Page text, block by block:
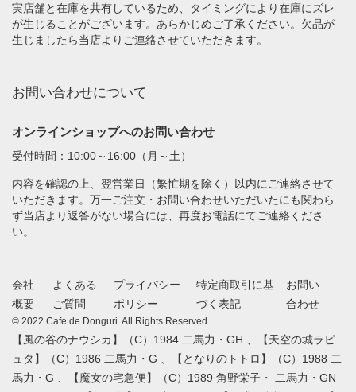
実店舗と在庫を共有しているため、タイミングにより在庫にズレ
が生じることがございます。あらかじめご了承ください。欠品が
生じましたら当店よりご連絡させていただきます。
お問い合わせについて
オンラインショップへのお問い合わせ
受付時間：10:00～16:00（月～土）
内容を確認の上、翌営業日（繁忙期を除く）以内にご連絡させて
いただきます。万一ご注文・お問い合わせいただいたにも関わら
ず当店より返答がない場合には、再度お電話にてご連絡くださ
い。
会社
概要
よくある
ご質問
プライバシー
ポリシー
特定商取引に基
づく表記
お問い
合わせ
© 2022 Cafe de Donguri. All Rights Reserved.
【風の谷のナウシカ】（C）1984 二馬力・GH 、【天空の城ラピ
ュタ】（C）1986 二馬力・G 、【となりのトトロ】（C）1988 二
馬力・G 、【魔女の宅急便】（C）1989 角野栄子・ 二馬力・GN